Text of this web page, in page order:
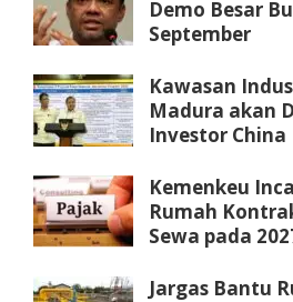
Demo Besar
September
Kawasan
Madura akan
Investor China
Kemenkeu
Rumah
Sewa pada
Jargas Bantu